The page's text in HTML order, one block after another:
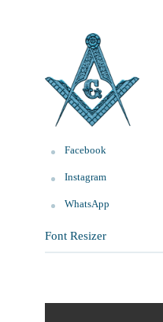
Facebook
Instagram
WhatsApp
Font Resizer